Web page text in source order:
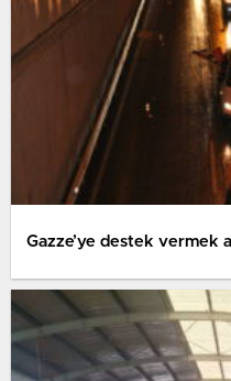
Gazze’ye destek vermek